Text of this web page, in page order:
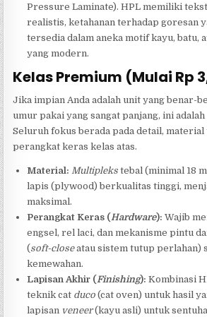
Pressure Laminate). HPL memiliki
realistis, ketahanan terhadap goresan
tersedia dalam aneka motif kayu, batu,
yang modern.
Kelas Premium (Mulai Rp
Jika impian Anda adalah unit yang benar-
umur pakai yang sangat panjang, ini
Seluruh fokus berada pada detail, material
perangkat keras kelas atas.
Material: Multipleks tebal (minimal 18
lapis (plywood) berkualitas tinggi,
maksimal.
Perangkat Keras ( Hardware): Wajib
engsel, rel laci, dan mekanisme pintu
(soft-closeatau sistem tutup perlahan)
kemewahan.
Lapisan Akhir ( Finishing): Kombinasi
teknik cat duco (cat oven) untuk hasil
lapisan veneer(kayu asli) untuk